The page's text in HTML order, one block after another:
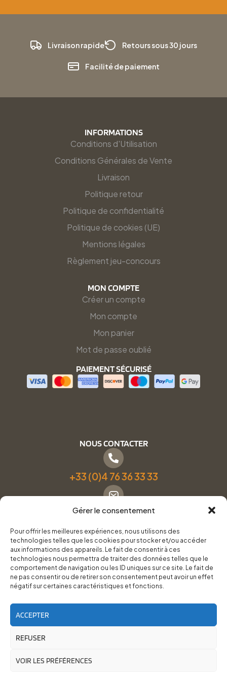
Gérer le consentement
Pour offrir les meilleures expériences, nous utilisons des
technologies telles que les cookies pour stocker et/ou accéder
aux informations des appareils. Le fait de consentir à ces
technologies nous permettra de traiter des données telles que le
comportement de navigation ou les ID uniques sur ce site. Le fait de
ne pas consentir ou de retirer son consentement peut avoir un effet
négatif sur certaines caractéristiques et fonctions.
ACCEPTER
REFUSER
VOIR LES PRÉFÉRENCES
Livraison rapide Retours sous 30 jours
Facilité de paiement
INFORMATIONS
Conditions d'Utilisation
Conditions Générales de Vente
Livraison
Politique retour
Politique de confidentialité
Politique de cookies (UE)
Mentions légales
Règlement jeu-concours
MON COMPTE
Créer un compte
Mon compte
Mon panier
Mot de passe oublié
PAIEMENT SÉCURISÉ
NOUS CONTACTER
+33 (0)4 76 36 33 33
Formulaire de contact
Pneus Services Loisirs - Garage Point S - 28 Bd Denfert
Rochereau, 38500 Voiron
RoadTrip Équipement/Pneus Services Loisirs - 2026